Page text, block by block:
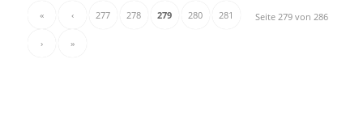
Seite 279 von 286
« ‹ 277 278 279 280 281
› »